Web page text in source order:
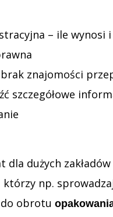
– ile wynosi i
znajomości
szczegółowe
dla dużych
np.
obrotu